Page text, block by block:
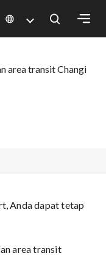
area transit Changi
Anda dapat tetap
area transit